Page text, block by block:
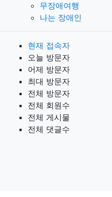
무장애여행
나는 장애인
현재 접속자
오늘 방문자
어제 방문자
최대 방문자
전체 방문자
전체 회원수
전체 게시물
전체 댓글수